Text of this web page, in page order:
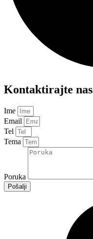
Kontaktirajte nas
Ime
Email
Tel
Tema
Poruka
Pošalji